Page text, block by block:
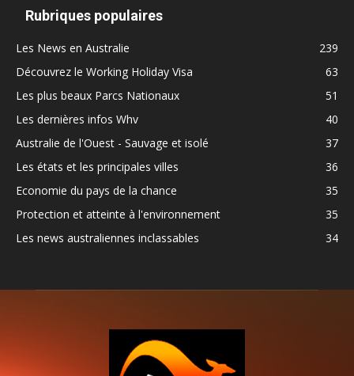
Rubriques populaires
Les News en Australie
239
Découvrez le Working Holiday Visa
63
Les plus beaux Parcs Nationaux
51
Les dernières infos Whv
40
Australie de l'Ouest - Sauvage et isolé
37
Les états et les principales villes
36
Economie du pays de la chance
35
Protection et atteinte à l'environnement
35
Les news australiennes inclassables
34